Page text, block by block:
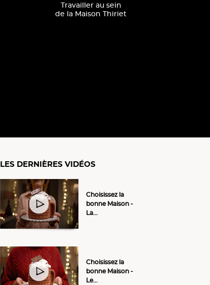
Travailler au sein
de la Maison Thiriet
LES DERNIÈRES VIDÉOS
Choisissez la
bonne Maison -
La...
Choisissez la
bonne Maison -
Le...